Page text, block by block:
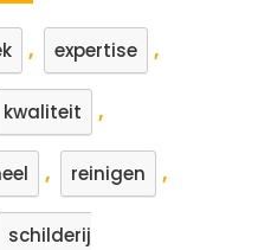
, expertise ,
kwaliteit ,
, reinigen ,
schilderij